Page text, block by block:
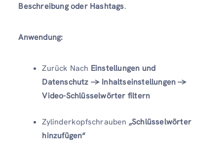
Beschreibung oder Hashtags.
Anwendung:
Zurück Nach Einstellungen und
Datenschutz → Inhaltseinstellungen →
Video-Schlüsselwörter filtern
Zylinderkopfschrauben „Schlüsselwörter
hinzufügen“